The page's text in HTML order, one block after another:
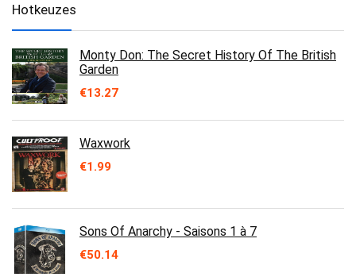
Hotkeuzes
Monty Don: The Secret History Of The British
Garden
€13.27
Waxwork
€1.99
Sons Of Anarchy - Saisons 1 à 7
€50.14